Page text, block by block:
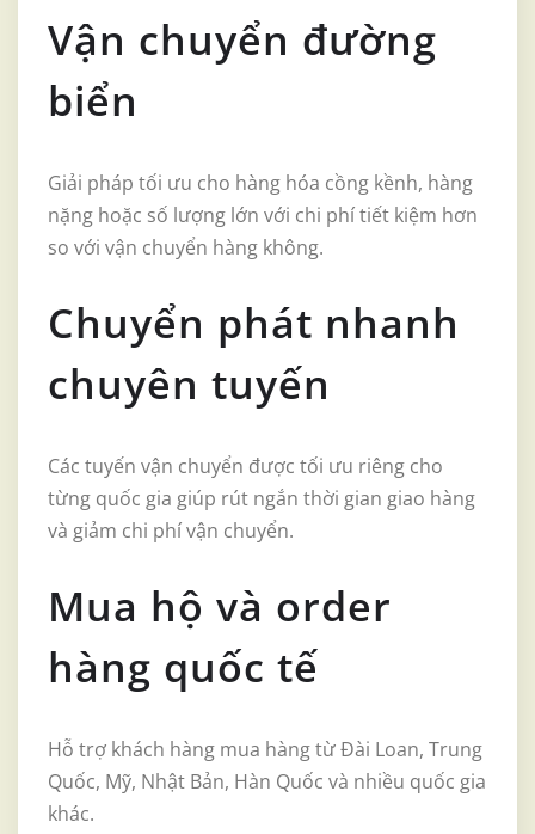
Vận chuyển đường
biển
Giải pháp tối ưu cho hàng hóa cồng kềnh, hàng
nặng hoặc số lượng lớn với chi phí tiết kiệm hơn
so với vận chuyển hàng không.
Chuyển phát nhanh
chuyên tuyến
Các tuyến vận chuyển được tối ưu riêng cho
từng quốc gia giúp rút ngắn thời gian giao hàng
và giảm chi phí vận chuyển.
Mua hộ và order
hàng quốc tế
Hỗ trợ khách hàng mua hàng từ Đài Loan, Trung
Quốc, Mỹ, Nhật Bản, Hàn Quốc và nhiều quốc gia
khác.